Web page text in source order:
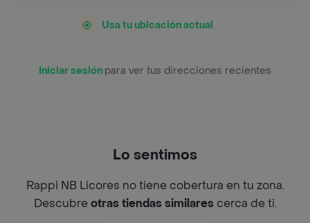
Usa tu ubicación actual
Iniciar sesión para ver tus direcciones recientes
Lo sentimos
Rappi NB Licores no tiene cobertura en tu zona.
Descubreotras tiendas similarescerca de ti.